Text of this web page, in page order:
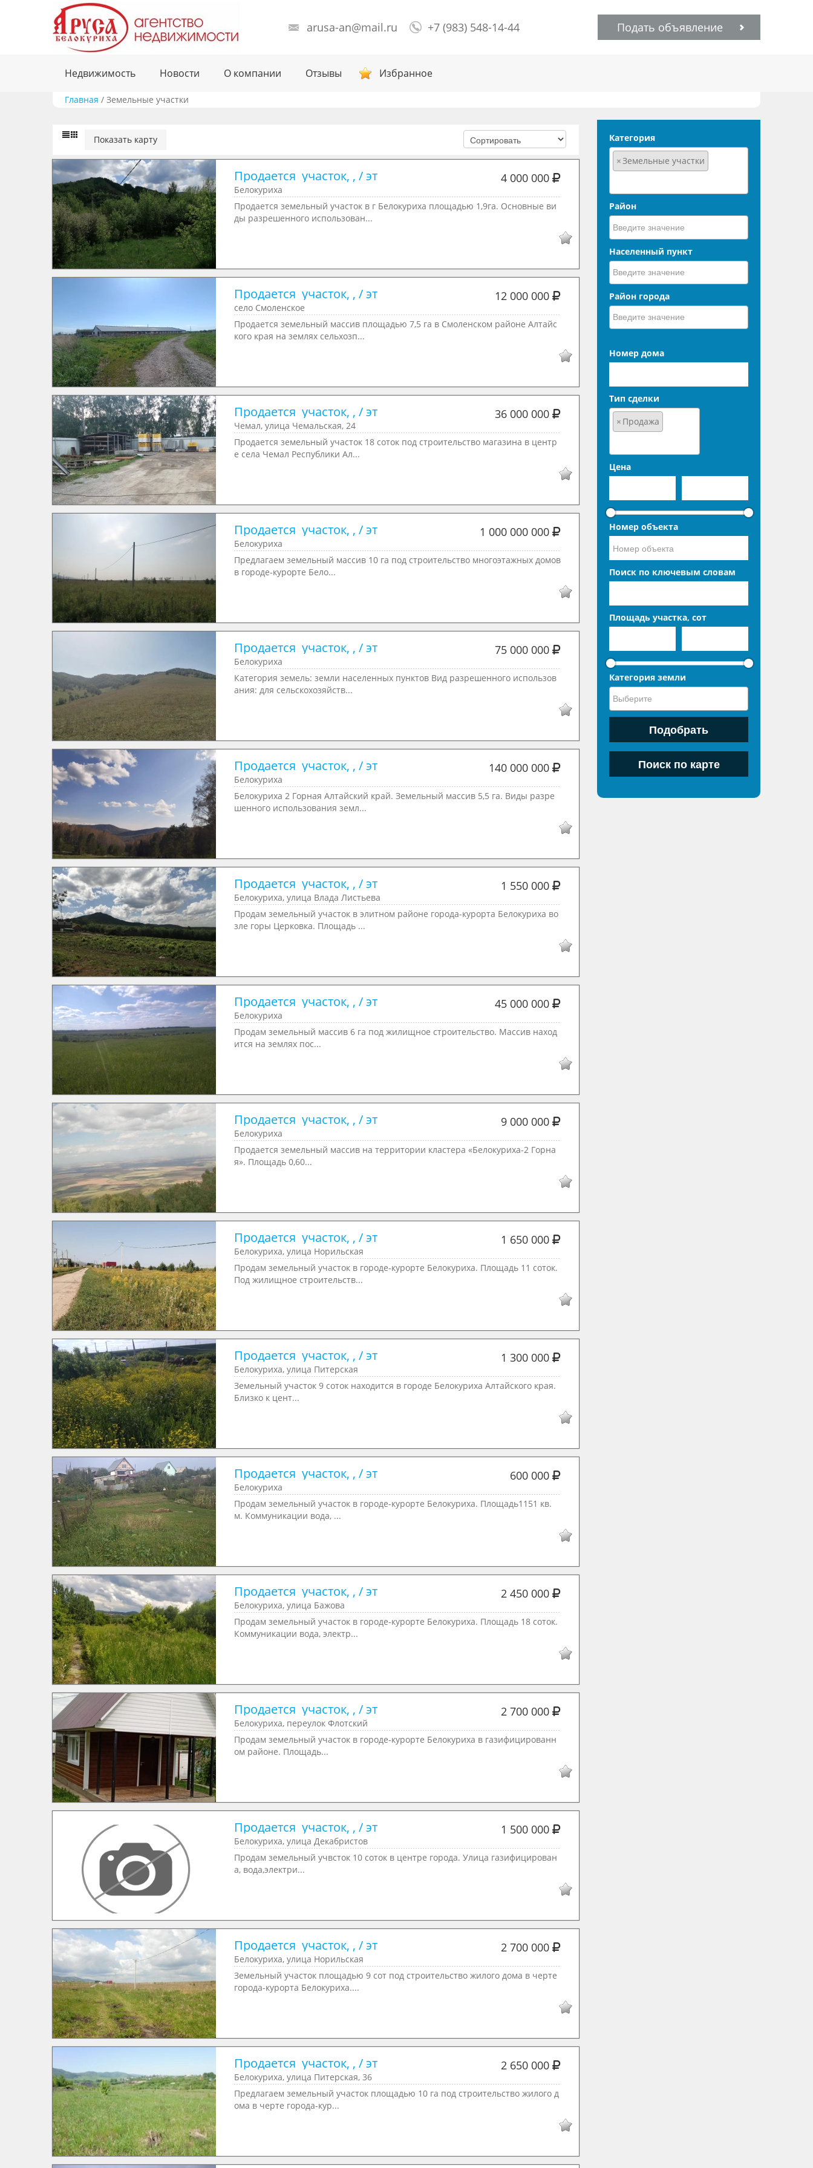
arusa-an@mail.ru +7 (983) 548-14-44 Подать объявление
Недвижимость Новости О компании Отзывы Избранное
Главная / Земельные участки
Показать карту
Продается  участок, , / эт 4 000 000
Белокуриха
Продается земельный участок в г Белокуриха площадью 1,9га. Основные ви
ды разрешенного использован...
Продается  участок, , / эт 12 000 000
село Смоленское
Продается земельный массив площадью 7,5 га в Смоленском районе Алтайс
кого края на землях сельхозп...
Продается  участок, , / эт 36 000 000
Чемал, улица Чемальская, 24
Продается земельный участок 18 соток под строительство магазина в центр
е села Чемал Республики Ал...
Продается  участок, , / эт 1 000 000 000
Белокуриха
Предлагаем земельный массив 10 га под строительство многоэтажных домов
в городе-курорте Бело...
Продается  участок, , / эт 75 000 000
Белокуриха
Категория земель: земли населенных пунктов Вид разрешенного использов
ания: для сельскохозяйств...
Продается  участок, , / эт 140 000 000
Белокуриха
Белокуриха 2 Горная Алтайский край. Земельный массив 5,5 га. Виды разре
шенного использования земл...
Продается  участок, , / эт 1 550 000
Белокуриха, улица Влада Листьева
Продам земельный участок в элитном районе города-курорта Белокуриха во
зле горы Церковка. Площадь ...
Продается  участок, , / эт 45 000 000
Белокуриха
Продам земельный массив 6 га под жилищное строительство. Массив наход
ится на землях пос...
Продается  участок, , / эт 9 000 000
Белокуриха
Продается земельный массив на территории кластера «Белокуриха-2 Горна
я». Площадь 0,60...
Продается  участок, , / эт 1 650 000
Белокуриха, улица Норильская
Продам земельный участок в городе-курорте Белокуриха. Площадь 11 соток.
Под жилищное строительств...
Продается  участок, , / эт 1 300 000
Белокуриха, улица Питерская
Земельный участок 9 соток находится в городе Белокуриха Алтайского края.
Близко к цент...
Продается  участок, , / эт 600 000
Белокуриха
Продам земельный участок в городе-курорте Белокуриха. Площадь1151 кв.
м. Коммуникации вода, ...
Продается  участок, , / эт 2 450 000
Белокуриха, улица Бажова
Продам земельный участок в городе-курорте Белокуриха. Площадь 18 соток.
Коммуникации вода, электр...
Продается  участок, , / эт 2 700 000
Белокуриха, переулок Флотский
Продам земельный участок в городе-курорте Белокуриха в газифицированн
ом районе. Площадь...
Продается  участок, , / эт 1 500 000
Белокуриха, улица Декабристов
Продам земельный учвсток 10 соток в центре города. Улица газифицирован
а, вода,электри...
Продается  участок, , / эт 2 700 000
Белокуриха, улица Норильская
Земельный участок площадью 9 сот под строительство жилого дома в черте
города-курорта Белокуриха....
Продается  участок, , / эт 2 650 000
Белокуриха, улица Питерская, 36
Предлагаем земельный участок площадью 10 га под строительство жилого д
ома в черте города-кур...
Категория
×Земельные участки
Район
Населенный пункт
Район города
Номер дома
Тип сделки
× Продажа
Цена
Номер объекта
Поиск по ключевым словам
Площадь участка, сот
Категория земли